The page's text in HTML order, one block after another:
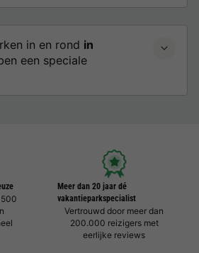
in en rond in
een speciale
Meer dan 20 jaar dé
vakantieparkspecialist
Vertrouwd door meer dan
200.000 reizigers met
eerlijke reviews